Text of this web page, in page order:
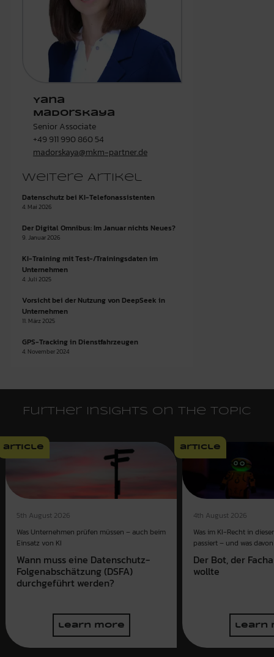
Yana
Madorskaya
Senior Associate
+49 911 990 860 54
madorskaya@mkm-partner.de
Weitere Artikel
Datenschutz bei KI-Telefonassistenten
4. Mai 2026
Der Digital Omnibus: Im Januar nichts Neues?
9. Januar 2026
KI-Training mit Test-/Trainingsdaten im
Unternehmen
4. Juli 2025
Vorsicht bei der Nutzung von DeepSeek in
Unternehmen
11. März 2025
GPS-Tracking in Dienstfahrzeugen
4. November 2024
Further insights on the topic
article
5th August 2026
Was Unternehmen prüfen müssen – auch beim
Einsatz von KI
Wann muss eine Datenschutz-
Folgenabschätzung (DSFA)
durchgeführt werden?
learn more
article
4th August 2026
Was im KI-Recht in
passiert – und was
Der Bot, der
wollte
learn